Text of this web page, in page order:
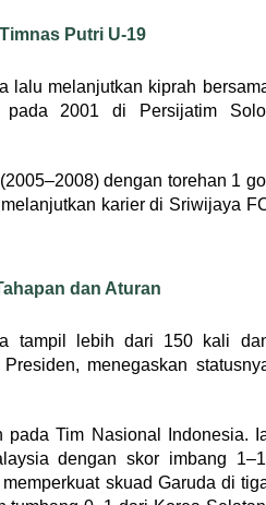
Putri U-19
lalu melanjutkan kiprah
pada 2001 di Persijatim
dengan torehan 1 gol
karier di Sriwijaya
dan Aturan
tampil lebih dari 150 kali
menegaskan
Tim Nasional Indonesia.
dengan skor imbang
skuad Garuda di